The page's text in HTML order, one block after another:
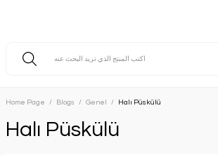
Home Page Blogs Genel Halı Püskülü
Halı Püskülü